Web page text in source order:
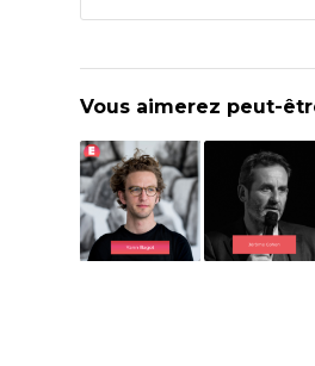
Vous aimerez peut-